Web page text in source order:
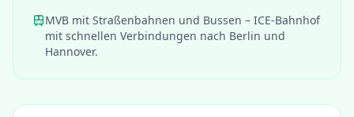
MVB mit Straßenbahnen und Bussen – ICE-Bahnhof
mit schnellen Verbindungen nach Berlin und
Hannover.